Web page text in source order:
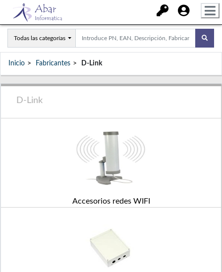
Todas las categorías
Inicio Fabricantes D-Link
D-Link
Accesorios redes WIFI